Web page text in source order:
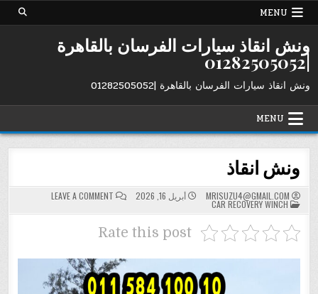
Skip
MENU
ونش انقاذ سيارات الفرسان بالقاهرة
|01282505052
ونش انقاذ سيارات الفرسان بالقاهرة |01282505052
MENU
ونش انقاذ
MRISUZU4@GMAIL.COM أبريل 16, 2026 LEAVE A COMMENT
ON
ونش
انقاذ
POSTED
IN
CAR RECOVERY WINCH
Rate this post